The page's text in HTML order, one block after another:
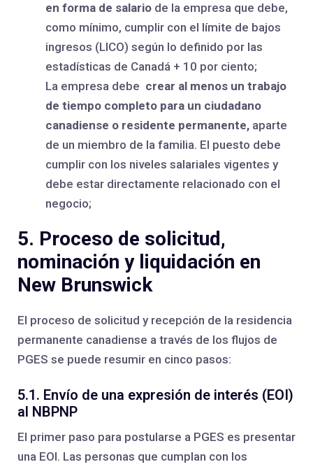
en forma de salario de la empresa que debe,
como mínimo, cumplir con el límite de bajos
ingresos (LICO) según lo definido por las
estadísticas de Canadá + 10 por ciento;
La empresa debe crear al menos un trabajo
de tiempo completo para un ciudadano
canadiense o residente permanente, aparte
de un miembro de la familia. El puesto debe
cumplir con los niveles salariales vigentes y
debe estar directamente relacionado con el
negocio;
5. Proceso de solicitud,
nominación y liquidación en
New Brunswick
El proceso de solicitud y recepción de la residencia
permanente canadiense a través de los flujos de
PGES se puede resumir en cinco pasos:
5.1. Envío de una expresión de interés (EOI)
al NBPNP
El primer paso para postularse a PGES es presentar
una EOI. Las personas que cumplan con los